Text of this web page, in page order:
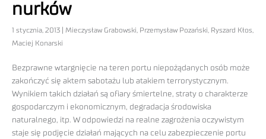
nurków
1 stycznia, 2013 | Mieczysław Grabowski, Przemysław Pozański, Ryszard Kłos,
Maciej Konarski
Bezprawne wtargnięcie na teren portu niepożądanych osób może
zakończyć się aktem sabotażu lub atakiem terrorystycznym.
Wynikiem takich działań są ofiary śmiertelne, straty o charakterze
gospodarczym i ekonomicznym, degradacja środowiska
naturalnego, itp. W odpowiedzi na realne zagrożenia oczywistym
staje się podjęcie działań mających na celu zabezpieczenie portu